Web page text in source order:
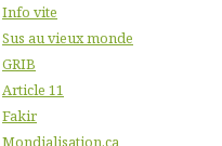
Info vite
Sus au vieux monde
GRIB
Article 11
Fakir
Mondialisation.ca